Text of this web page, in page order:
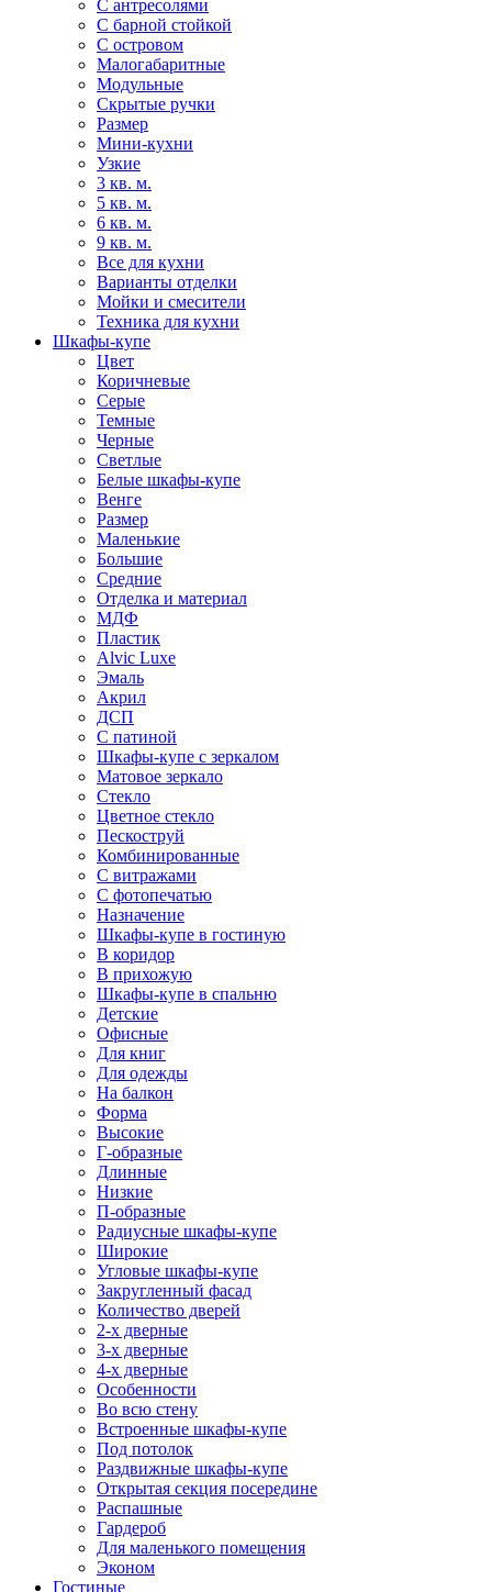
С антресолями
С барной стойкой
С островом
Малогабаритные
Модульные
Скрытые ручки
Размер
Мини-кухни
Узкие
3 кв. м.
5 кв. м.
6 кв. м.
9 кв. м.
Все для кухни
Варианты отделки
Мойки и смесители
Техника для кухни
Шкафы-купе
Цвет
Коричневые
Серые
Темные
Черные
Светлые
Белые шкафы-купе
Венге
Размер
Маленькие
Большие
Средние
Отделка и материал
МДФ
Пластик
Alvic Luxe
Эмаль
Акрил
ДСП
С патиной
Шкафы-купе с зеркалом
Матовое зеркало
Стекло
Цветное стекло
Пескоструй
Комбинированные
С витражами
С фотопечатью
Назначение
Шкафы-купе в гостиную
В коридор
В прихожую
Шкафы-купе в спальню
Детские
Офисные
Для книг
Для одежды
На балкон
Форма
Высокие
Г-образные
Длинные
Низкие
П-образные
Радиусные шкафы-купе
Широкие
Угловые шкафы-купе
Закругленный фасад
Количество дверей
2-х дверные
3-х дверные
4-х дверные
Особенности
Во всю стену
Встроенные шкафы-купе
Под потолок
Раздвижные шкафы-купе
Открытая секция посередине
Распашные
Гардероб
Для маленького помещения
Эконом
Гостиные